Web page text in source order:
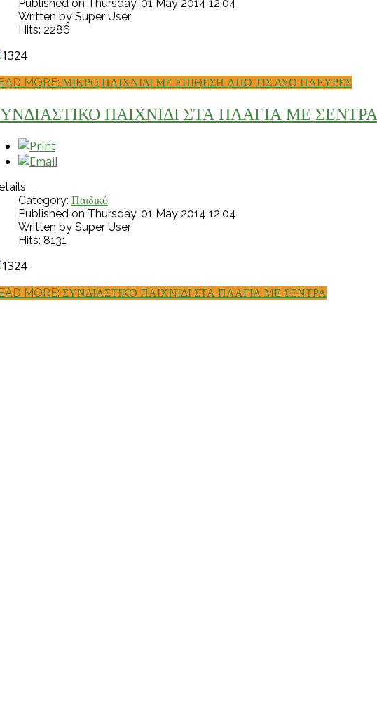
Published on Thursday, 01 May 2014 12:04
Written by Super User
Hits: 2286
MORE: ΜΙΚΡΟ ΠΑΙΧΝΙΔΙ ΜΕ ΕΠΙΘΕΣΗ ΑΠΟ ΤΙΣ ΔΥΟ ΠΛΕΥΡΕΣ
ΠΑΙΧΝΙΔΙ ΣΤΑ ΠΛΑΓΙΑ ΜΕ ΣΕΝΤΡΑ
Category: Παιδικό
Published on Thursday, 01 May 2014 12:04
Written by Super User
Hits: 8131
MORE: ΣΥΝΔΙΑΣΤΙΚΟ ΠΑΙΧΝΙΔΙ ΣΤΑ ΠΛΑΓΙΑ ΜΕ ΣΕΝΤΡΑ